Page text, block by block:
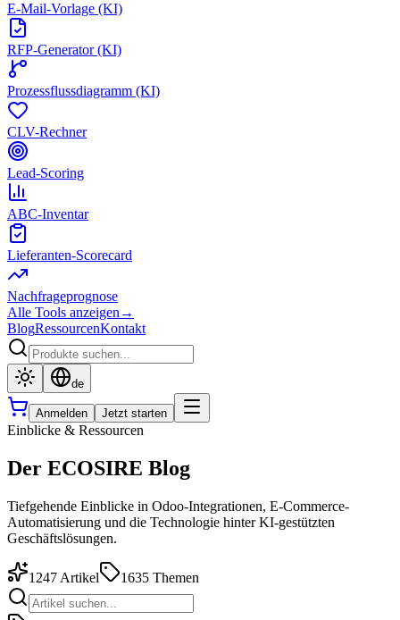
E-Mail-Vorlage (KI)
RFP-Generator (KI)
Prozessflussdiagramm (KI)
CLV-Rechner
Lead-Scoring
ABC-Inventar
Lieferanten-Scorecard
Nachfrageprognose
Alle Tools anzeigen →
BlogRessourcenKontakt
de
Anmelden Jetzt starten
Einblicke & Ressourcen
Der ECOSIRE Blog
Tiefgehende Einblicke in Odoo-Integrationen, E-Commerce-
Automatisierung und die Technologie hinter KI-gestützten
Geschäftslösungen.
1247 Artikel 1635 Themen